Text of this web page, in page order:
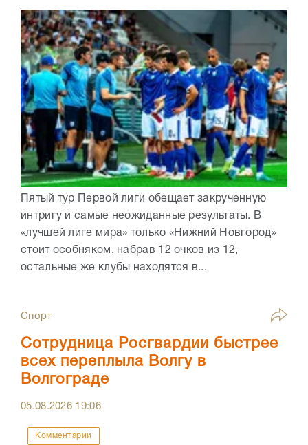
Пятый тур Первой лиги обещает закрученную
интригу и самые неожиданные результаты. В
«лучшей лиге мира» только «Нижний Новгород»
стоит особняком, набрав 12 очков из 12,
остальные же клубы находятся в...
Спорт
Сотрудница Росгвардии быстрее
всех переплыла Волгу в
Волгограде
05.08.2026 19:06
Комментарии